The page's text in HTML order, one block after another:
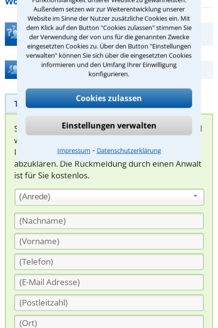
Außerdem setzen wir zur Weiterentwicklung unserer
Website im Sinne der Nutzer zusätzliche Cookies ein. Mit
dem Klick auf den Button "Cookies zulassen" stimmen Sie
der Verwendung der von uns für die genannten Zwecke
eingesetzten Cookies zu. Über den Button "Einstellungen
verwalten" können Sie sich über die eingesetzten Cookies
informieren und den Umfang Ihrer Einwilligung
konfigurieren.
Cookies zulassen
Einstellungen verwalten
Impressum ⁃ Datenschutzerklärung
Teste Dein Rechtswissen
Hilfe bei Ihrer Anwaltsuche?
Telefonhilfe Beratungsanfrage
Sie können hier Ihren Fall schildern. Anschließend
werden sich spezialisierte Rechtsanwälte bei
Ihnen melden, um das weitere Vorgehen
abzuklären. Die Rückmeldung durch einen Anwalt
ist für Sie kostenlos.
(Anrede)